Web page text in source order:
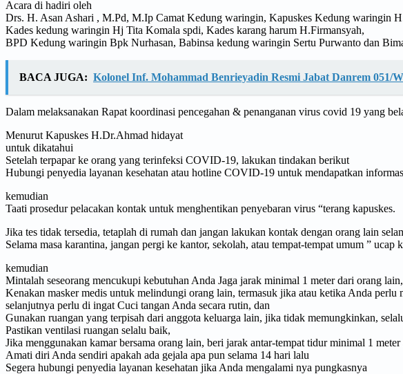
Acara di hadiri oleh
Drs. H. Asan Ashari , M.Pd, M.Ip Camat Kedung waringin, Kapuskes Kedung waringin
Kades kedung waringin Hj Tita Komala spdi, Kades karang harum H.Firmansyah,
BPD Kedung waringin Bpk Nurhasan, Babinsa kedung waringin Sertu Purwanto dan
BACA JUGA: Kolonel Inf. Mohammad Benrieyadin Resmi Jabat Danrem 051/
Dalam melaksanakan Rapat koordinasi pencegahan & penanganan virus covid 19 yang
Menurut Kapuskes H.Dr.Ahmad hidayat
untuk dikatahui
Setelah terpapar ke orang yang terinfeksi COVID-19, lakukan tindakan berikut
Hubungi penyedia layanan kesehatan atau hotline COVID-19 untuk mendapatkan
kemudian
Taati prosedur pelacakan kontak untuk menghentikan penyebaran virus “terang kapuskes.
Jika tes tidak tersedia, tetaplah di rumah dan jangan lakukan kontak dengan orang lain
Selama masa karantina, jangan pergi ke kantor, sekolah, atau tempat-tempat umum ” ucap
kemudian
Mintalah seseorang mencukupi kebutuhan Anda Jaga jarak minimal 1 meter dari orang
Kenakan masker medis untuk melindungi orang lain, termasuk jika atau ketika Anda perlu
selanjutnya perlu di ingat Cuci tangan Anda secara rutin, dan
Gunakan ruangan yang terpisah dari anggota keluarga lain, jika tidak memungkinkan,
Pastikan ventilasi ruangan selalu baik,
Jika menggunakan kamar bersama orang lain, beri jarak antar-tempat tidur minimal 1 meter
Amati diri Anda sendiri apakah ada gejala apa pun selama 14 hari lalu
Segera hubungi penyedia layanan kesehatan jika Anda mengalami nya pungkasnya